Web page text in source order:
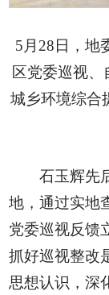
5月28日，地
区党委巡视
城乡环境综合
石玉辉先
地，通过实地
党委巡视反馈
抓好巡视整改
思想认识，深